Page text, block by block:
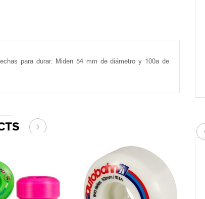
para durar. Miden 54 mm de diámetro y 100a de